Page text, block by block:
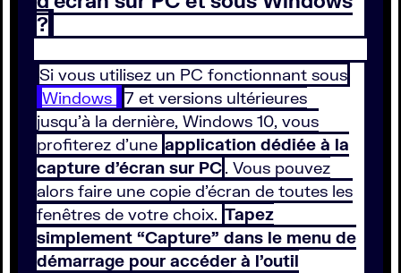
?
Si vous utilisez un PC fonctionnant sous
Windows
7 et versions ultérieures
jusqu’à la dernière, Windows 10, vous
profiterez d’une application dédiée à la
capture d’écran sur PC. Vous pouvez
alors faire une copie d’écran de toutes les
fenêtres de votre choix. Tapez
simplement “Capture” dans le menu de
démarrage pour accéder à l’outil